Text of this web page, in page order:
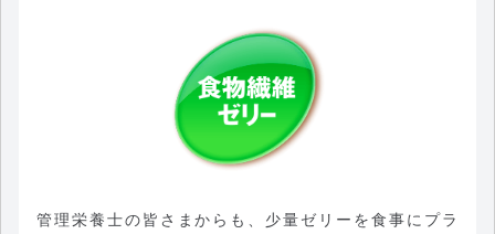
管理栄養士の皆さまからも、少量ゼリーを食事にプラ